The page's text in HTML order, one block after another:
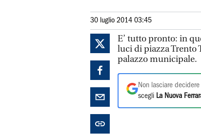
30 luglio 2014 03:45
E’ tutto pronto: in
luci di piazza Trento
palazzo municipale.
Non lasciare
scegli La Nuova